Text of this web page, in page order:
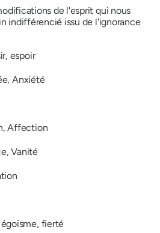
de l'esprit qui nous
indifférencié issu de l'ignorance
espoir
Anxiété
Affection
Vanité
fierté